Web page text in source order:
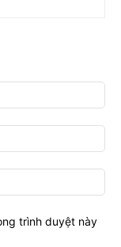
trình duyệt này